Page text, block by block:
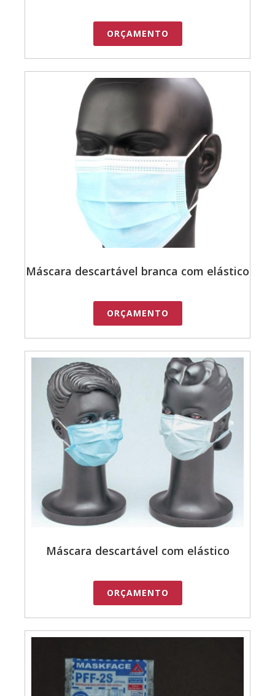
ORÇAMENTO
Máscara descartável branca com elástico
ORÇAMENTO
Máscara descartável com elástico
ORÇAMENTO